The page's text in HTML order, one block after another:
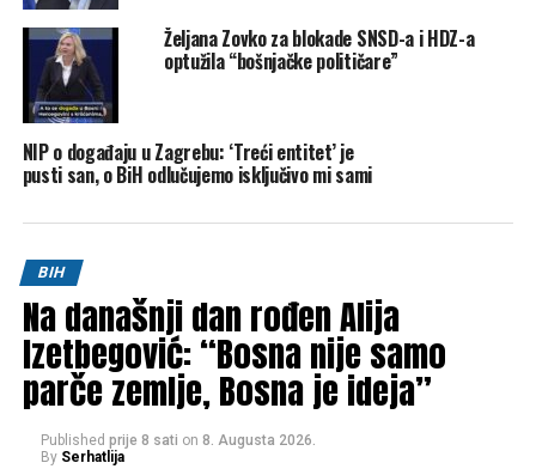
FOTO: Screenshot
Nakon zaključenog osnovnog ugovora, između ovih
ugovornih strana zaključena su tri aneksa ugovora i to
04.09.2014., 17.12.2014. godine i 07.01.2016. godine.
Vlada Republike Srpske, kao davalac koncesije je potom,
Željana Zovko za blokade SNSD-a i HDZ-a
optužila “bošnjačke političare”
NIP o događaju u Zagrebu: ‘Treći entitet’ je
pusti san, o BiH odlučujemo isključivo mi sami
BIH
Na današnji dan rođen Alija
Izetbegović: “Bosna nije samo
parče zemlje, Bosna je ideja”
Published prije 8 sati on 8. Augusta 2026.
By Serhatlija